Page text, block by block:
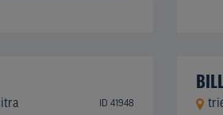
ID 41948